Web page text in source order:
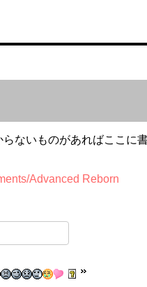
ないものがあればここに
Advanced Reborn